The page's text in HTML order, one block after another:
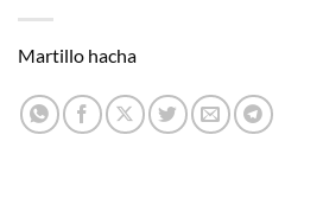
Martillo hacha